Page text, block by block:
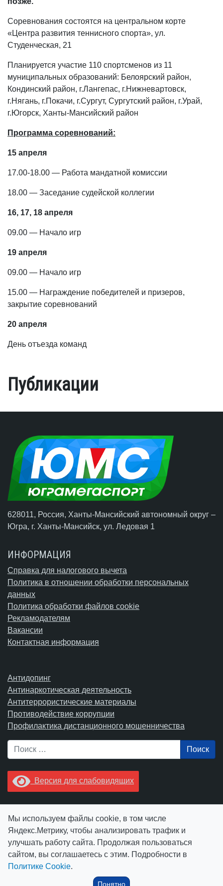
Соревнования состоятся на центральном корте
«Центра развития теннисного спорта», ул.
Студенческая, 21
Планируется участие 110 спортсменов из 11
муниципальных образований: Белоярский район,
Кондинский район, г.Лангепас, г.Нижневартовск,
г.Нягань, г.Покачи, г.Сургут, Сургутский район, г.Урай,
г.Югорск, Ханты-Мансийский район
Программа соревнований:
15 апреля
17.00-18.00 — Работа мандатной комиссии
18.00 — Заседание судейской коллегии
16, 17, 18 апреля
09.00 — Начало игр
19 апреля
09.00 — Начало игр
15.00 — Награждение победителей и призеров,
закрытие соревнований
20 апреля
День отъезда команд
Публикации
628011, Россия, Ханты-Мансийский автономный округ –
Югра, г. Ханты-Мансийск, ул. Ледовая 1
ИНФОРМАЦИЯ
Справка для налогового вычета
Политика в отношении обработки персональных
данных
Политика обработки файлов cookie
Рекламодателям
Вакансии
Контактная информация
Антидопинг
Антинаркотическая деятельность
Антитеррористические материалы
Противодействие коррупции
Профилактика дистанционного мошенничества
Поиск
Версия для слабовидящих
Ctrl+Enter.
© АУ "ЮграМегаСпорт" 2026
Мы используем файлы cookie, в том числе
Яндекс.Метрику, чтобы анализировать трафик и
улучшать работу сайта. Продолжая пользоваться
сайтом, вы соглашаетесь с этим. Подробности в
Политике Cookie.
Понятно